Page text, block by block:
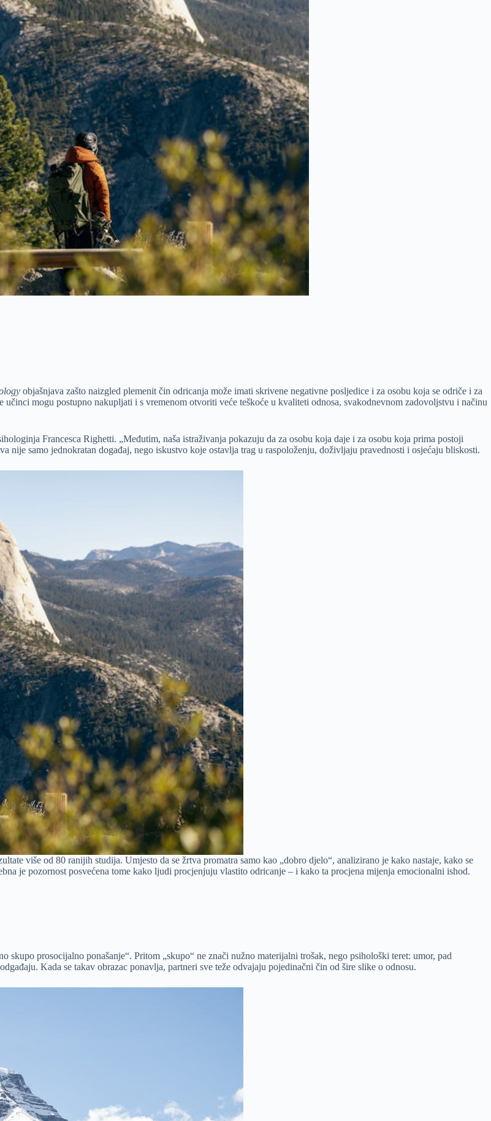
objašnjava zašto naizgled plemenit čin odricanja može imati skrivene negativne posljedice i za osobu koja se odriče i za
mogu postupno nakupljati i s vremenom otvoriti veće teškoće u kvaliteti odnosa, svakodnevnom zadovoljstvu i načinu
Francesca Righetti. „Međutim, naša istraživanja pokazuju da za osobu koja daje i za osobu koja prima postoji
nije samo jednokratan događaj, nego iskustvo koje ostavlja trag u raspoloženju, doživljaju pravednosti i osjećaju bliskosti.
više od 80 ranijih studija. Umjesto da se žrtva promatra samo kao „dobro djelo“, analizirano je kako nastaje, kako se
je pozornost posvećena tome kako ljudi procjenjuju vlastito odricanje – i kako ta procjena mijenja emocionalni ishod.
prosocijalno ponašanje“. Pritom „skupo“ ne znači nužno materijalni trošak, nego psihološki teret: umor, pad
Kada se takav obrazac ponavlja, partneri sve teže odvajaju pojedinačni čin od šire slike o odnosu.